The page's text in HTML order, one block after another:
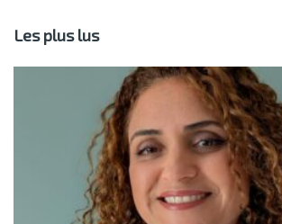
Les plus lus